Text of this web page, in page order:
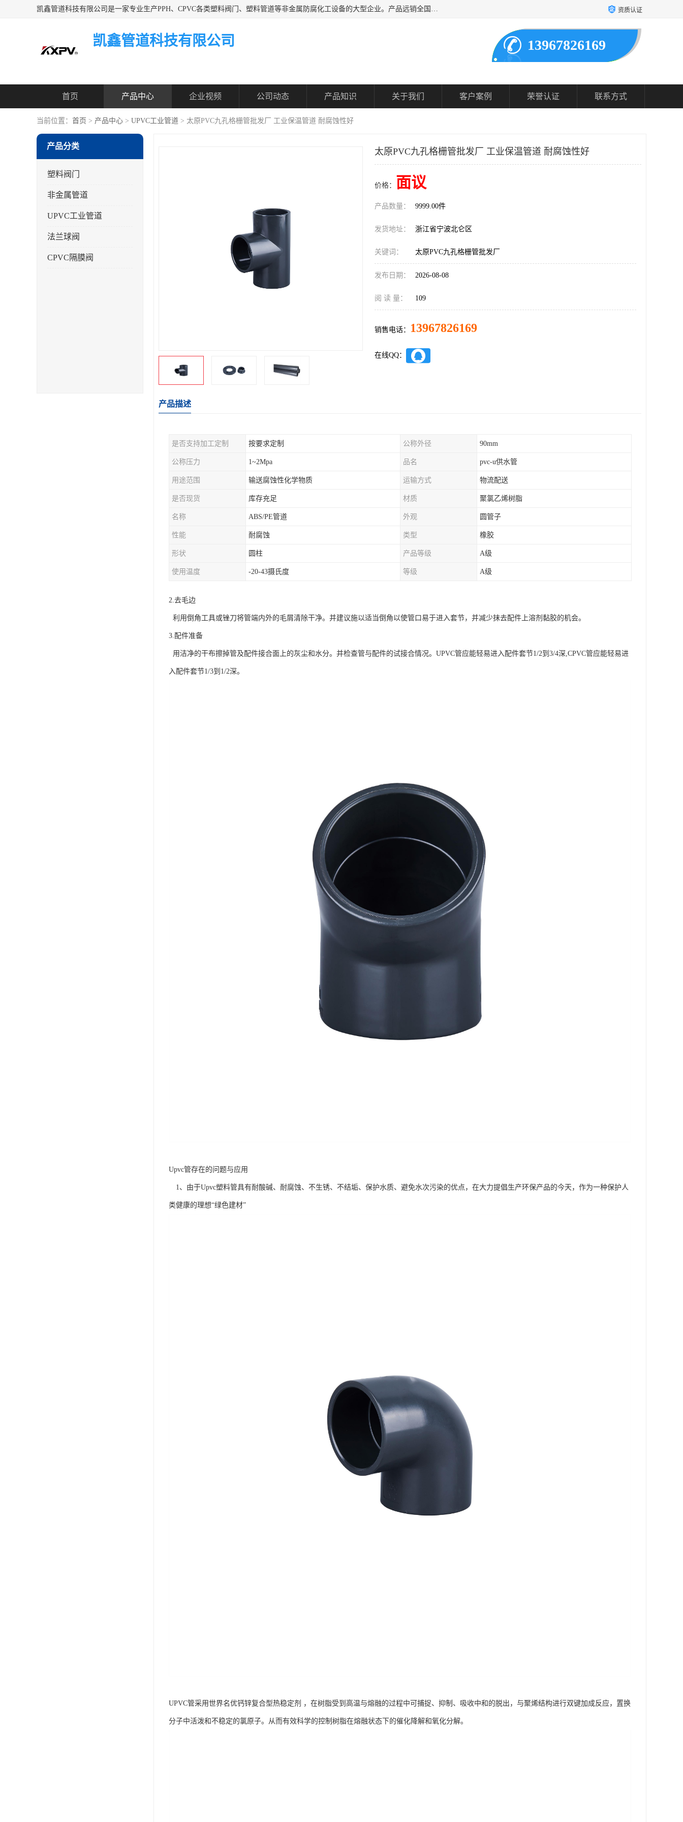
凯鑫管道科技有限公司是一家专业生产PPH、CPVC各类塑料阀门、塑料管道等非金属防腐化工设备的大型企业。产品远销全国三十一个省、市、自治区,广泛应用于化工、石油、氯碱、染料、制药、农药等行业，深受广大用户欢迎，是目前国内生产化工泵、阀门规模较大的生产基地之一。 资质认证
凯鑫管道科技有限公司 13967826169
首页 产品中心 企业视频 公司动态 产品知识 关于我们 客户案例 荣誉认证 联系方式
当前位置： 首页 > 产品中心 > UPVC工业管道 > 太原PVC九孔格栅管批发厂 工业保温管道 耐腐蚀性好
产品分类
塑料阀门
非金属管道
UPVC工业管道
法兰球阀
CPVC隔膜阀
太原PVC九孔格栅管批发厂 工业保温管道 耐腐蚀性好
价格： 面议
产品数量： 9999.00件
发货地址： 浙江省宁波北仑区
关键词： 太原PVC九孔格栅管批发厂
发布日期： 2026-08-08
阅 读 量： 109
销售电话： 13967826169
在线QQ：
产品描述
是否支持加工定制 按要求定制 公称外径 90mm
公称压力 1~2Mpa 品名 pvc-u供水管
用途范围 输送腐蚀性化学物质 运输方式 物流配送
是否现货 库存充足 材质 聚氯乙烯树脂
名称 ABS/PE管道 外观 圆管子
性能 耐腐蚀 类型 橡胶
形状 圆柱 产品等级 A级
使用温度 -20-43摄氏度 等级 A级
2.去毛边
利用倒角工具或锉刀将管端内外的毛屑清除干净。并建议施以适当倒角以使管口易于进入套节，并减少抹去配件上溶剂黏胶的机会。
3.配件准备
用洁净的干布擦掉管及配件接合面上的灰尘和水分。并检查管与配件的试接合情况。UPVC管应能轻易进入配件套节1/2到3/4深,CPVC管应能轻易进
入配件套节1/3到1/2深。
Upvc管存在的问题与应用
1、由于Upvc塑料管具有耐酸碱、耐腐蚀、不生锈、不结垢、保护水质、避免水次污染的优点，在大力提倡生产环保产品的今天，作为一种保护人
类健康的理想“绿色建材”
UPVC管采用世界名优钙锌复合型热稳定剂 ，在树脂受到高温与熔融的过程中可捕捉、抑制、吸收中和的脱出，与聚烯结构进行双键加成反应，置换
分子中活泼和不稳定的氯原子。从而有效科学的控制树脂在熔融状态下的催化降解和氧化分解。